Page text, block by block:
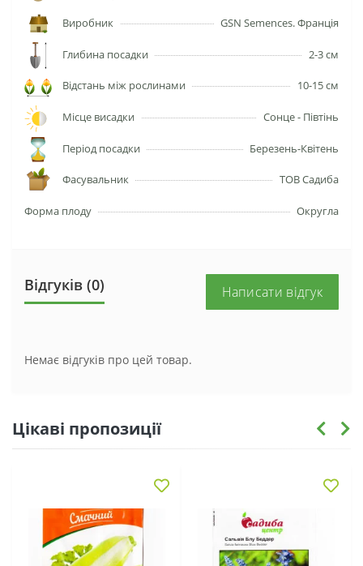
Виробник GSN Semences. Франція
Глибина посадки 2-3 см
Відстань між рослинами 10-15 см
Місце висадки Сонце - Півтінь
Період посадки Березень-Квітень
Фасувальник ТОВ Садиба
Форма плоду Округла
Відгуків (0) Написати відгук
Немає відгуків про цей товар.
Цікаві пропозиції